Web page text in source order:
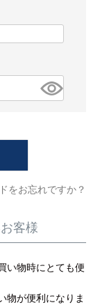
をお忘れですか？
客様
い物時にとても便
物が便利になりま